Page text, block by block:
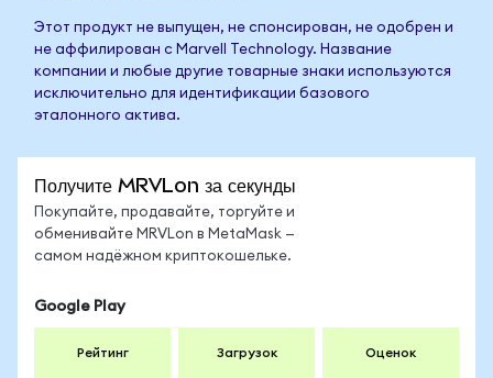
Этот продукт не выпущен, не спонсирован, не одобрен и
не аффилирован с Marvell Technology. Название
компании и любые другие товарные знаки используются
исключительно для идентификации базового
эталонного актива.
Получите MRVLon за секунды
Покупайте, продавайте, торгуйте и
обменивайте MRVLon в MetaMask —
самом надёжном криптокошельке.
Google Play
Рейтинг Загрузок Оценок